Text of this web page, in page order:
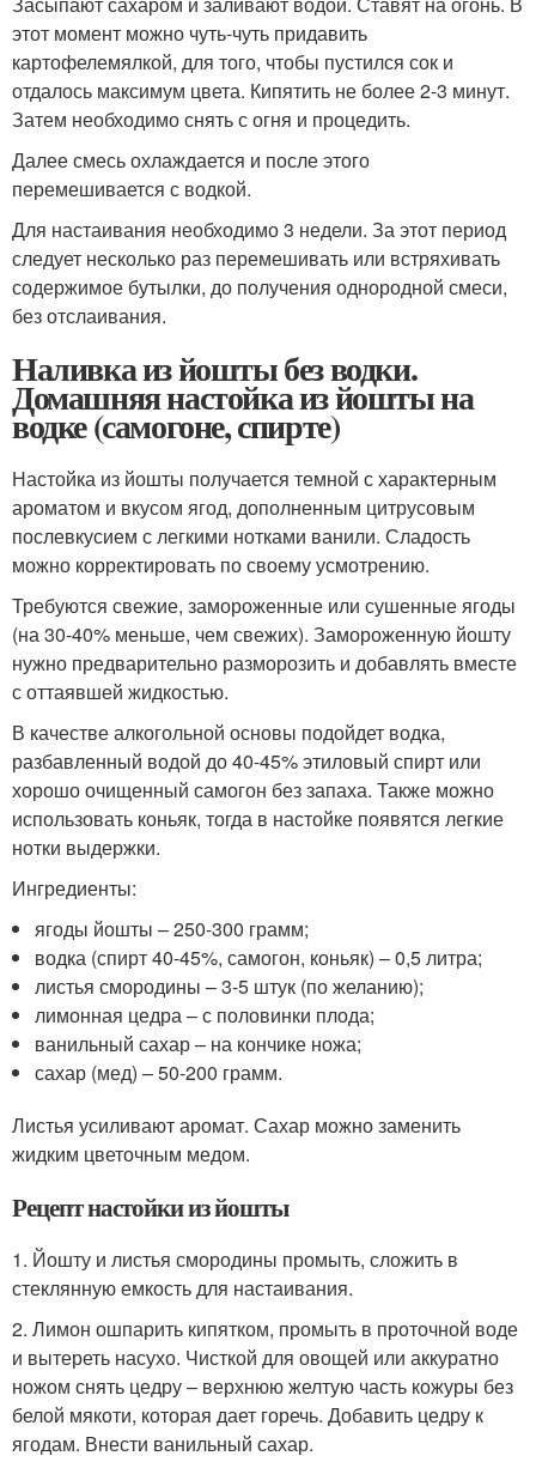
этот момент можно чуть-чуть придавить
картофелемялкой, для того, чтобы пустился сок и
отдалось максимум цвета. Кипятить не более 2-3 минут.
Затем необходимо снять с огня и процедить.
Далее смесь охлаждается и после этого
перемешивается с водкой.
Для настаивания необходимо 3 недели. За этот период
следует несколько раз перемешивать или встряхивать
содержимое бутылки, до получения однородной смеси,
без отслаивания.
Наливка из йошты без водки.
Домашняя настойка из йошты на
водке (самогоне, спирте)
Настойка из йошты получается темной с характерным
ароматом и вкусом ягод, дополненным цитрусовым
послевкусием с легкими нотками ванили. Сладость
можно корректировать по своему усмотрению.
Требуются свежие, замороженные или сушенные ягоды
(на 30-40% меньше, чем свежих). Замороженную йошту
нужно предварительно разморозить и добавлять вместе
с оттаявшей жидкостью.
В качестве алкогольной основы подойдет водка,
разбавленный водой до 40-45% этиловый спирт или
хорошо очищенный самогон без запаха. Также можно
использовать коньяк, тогда в настойке появятся легкие
нотки выдержки.
Ингредиенты:
ягоды йошты – 250-300 грамм;
водка (спирт 40-45%, самогон, коньяк) – 0,5 литра;
листья смородины – 3-5 штук (по желанию);
лимонная цедра – с половинки плода;
ванильный сахар – на кончике ножа;
сахар (мед) – 50-200 грамм.
Листья усиливают аромат. Сахар можно заменить
жидким цветочным медом.
Рецепт настойки из йошты
1. Йошту и листья смородины промыть, сложить в
стеклянную емкость для настаивания.
2. Лимон ошпарить кипятком, промыть в проточной воде
и вытереть насухо. Чисткой для овощей или аккуратно
ножом снять цедру – верхнюю желтую часть кожуры без
белой мякоти, которая дает горечь. Добавить цедру к
ягодам. Внести ванильный сахар.